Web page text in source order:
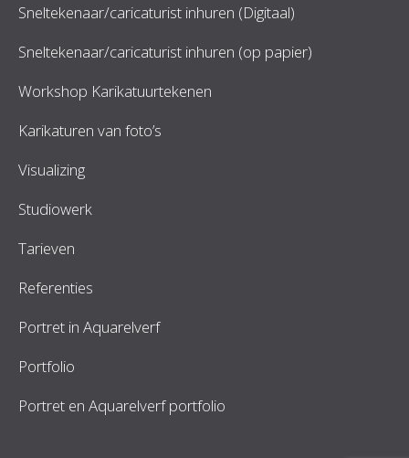
Sneltekenaar/caricaturist inhuren (Digitaal)
Sneltekenaar/caricaturist inhuren (op papier)
Workshop Karikatuurtekenen
Karikaturen van foto’s
Visualizing
Studiowerk
Tarieven
Referenties
Portret in Aquarelverf
Portfolio
Portret en Aquarelverf portfolio